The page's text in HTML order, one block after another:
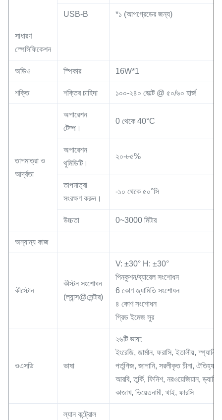
USB-B *১ (আপগ্রেডের জন্য)
সাধারণ
স্পেসিফিকেশন
অডিও স্পিকার 16W*1
শক্তি শক্তির চাহিদা ১০০-২৪০ ভোল্ট @ ৫০/৬০ হার্জ
তাপমাত্রা ও
আর্দ্রতা
অপারেশন
টেম্প।
0 থেকে 40°C
অপারেশন
থুমিডিটি।
২০-৮৫%
তাপমাত্রা
সংরক্ষণ করুন।
-১০ থেকে ৫০°সি
উচ্চতা 0~3000 মিটার
অন্যান্য কাজ
কীস্টোন
কীস্টন সংশোধন
(ল্যান্স@সেন্টার)
V: ±30° H: ±30°
পিনকুশন/ব্যারেল সংশোধন
6 কোণ জ্যামিতি সংশোধন
৪ কোণ সংশোধন
গ্রিড ইমেজ সুর
ওএসডি ভাষা
২৬টি ভাষা:
ইংরেজি, জার্মান, ফরাসি, ইতালীয়,
পর্তুগিজ, জাপানি, সরলীকৃত চীনা,
আরবি, তুর্কি, ফিনিশ, নরওয়েজিয়ান,
কাজাখ, ভিয়েতনামী, থাই, ফারসি
ল্যান কন্ট্রোল